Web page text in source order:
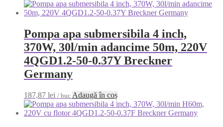
Pompa apa submersibila 4 inch,
370W, 30l/min adancime 50m, 220V
4QGD1.2-50-0.37Y Breckner
Germany
187,87 lei / buc Adaugă în coș